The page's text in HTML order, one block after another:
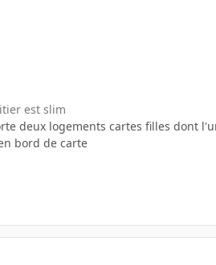
est slim
deux logements cartes filles dont
bord de carte